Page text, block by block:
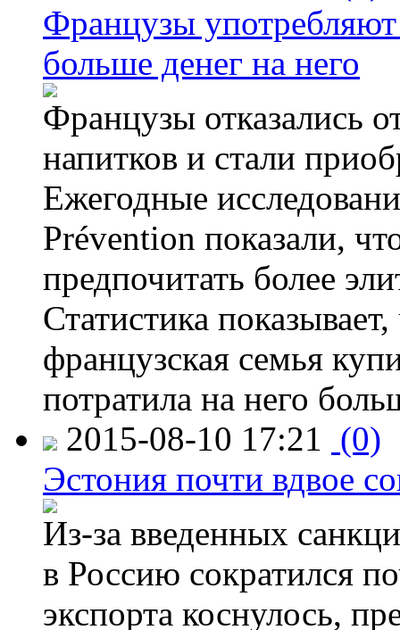
Французы
больше денег на него
Французы отказались
напитков и стали
Ежегодные
Prévention показали,
предпочитать более
Статистика
французская семья
потратила на него
2015-08-10 17:21 (0)
Эстония почти вдвое
Из-за введенных
в Россию сократился
экспорта коснулось,